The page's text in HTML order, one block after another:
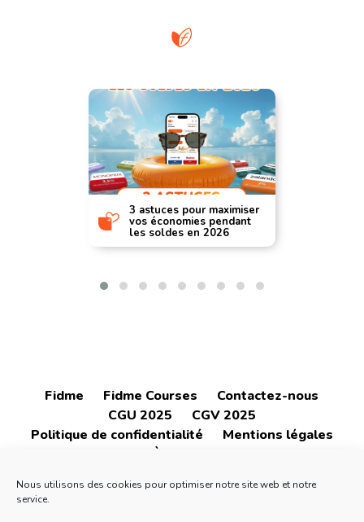
Nous utilisons des cookies pour optimiser notre site web et notre
service.
3 astuces pour maximiser
vos économies pendant
les soldes en 2026
Fidme Fidme Courses
Contactez-nous
CGU 2025
CGV 2025
Politique de confidentialité
Mentions légales
À propos